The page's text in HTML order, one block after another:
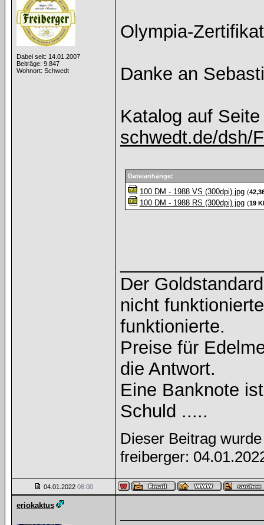
Dabei seit: 14.01.2007
Beiträge: 9.847
Wohnort: Schwedt
Olympia-
Danke an
Katalog auf
schwedt.de/dsh/
Dateianhänge:
100 DM - 1988 VS (300dpi).jpg (
100 DM - 1988 RS (300dpi).jpg (19
Der
nicht
funktionierte.
Preise für
die Antwort.
Eine Banknote
Schuld .....
Dieser Beitrag
freiberger:
04.01.2022 08:00
eriokaktus